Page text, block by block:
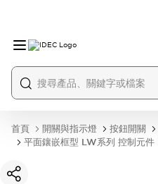
首頁 開關與指示燈 按鈕開關
平面鑲嵌框型 LW系列 控制元件